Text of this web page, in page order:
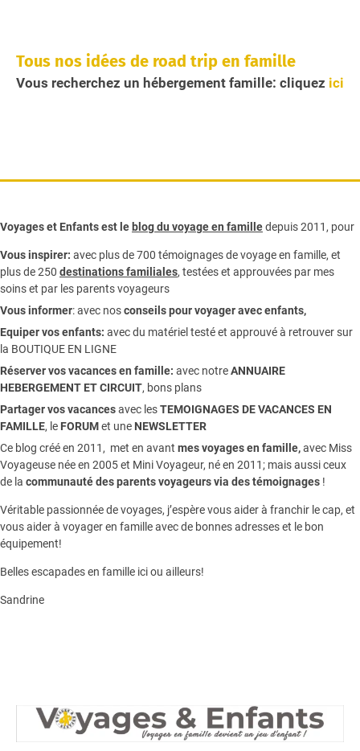
Tous nos idées de road trip en famille
Vous recherchez un hébergement famille: cliquez ici
Voyages et Enfants est le blog du voyage en familledepuis 2011, pour
Vous inspirer: avec plus de 700 témoignages devoyage en famille, et
plus de 250 destinations familiales, testées et approuvées par mes
soins et par les parents voyageurs
Vous informer:avec nosconseils pour voyager avec enfants,
Equiper vos enfants: avec du matériel testé et approuvé à retrouver sur
la BOUTIQUE EN LIGNE
Réserver vos vacances en famille: avec notreANNUAIRE
HEBERGEMENT ET CIRCUIT, bons plans
Partager vos vacancesavec lesTEMOIGNAGES DE VACANCES EN
FAMILLE, le FORUMet une NEWSLETTER
Ce blog créé en 2011, met en avant mes voyages en famille,avec Miss
Voyageuse née en 2005 et Mini Voyageur, né en 2011; mais aussi ceux
de la communauté des parents voyageurs via des témoignages !
Véritable passionnée de voyages, j’espère vous aider à franchir le cap, et
vous aider à voyager en famille avec de bonnes adresses et le bon
équipement!
Belles escapades en famille ici ou ailleurs!
Sandrine